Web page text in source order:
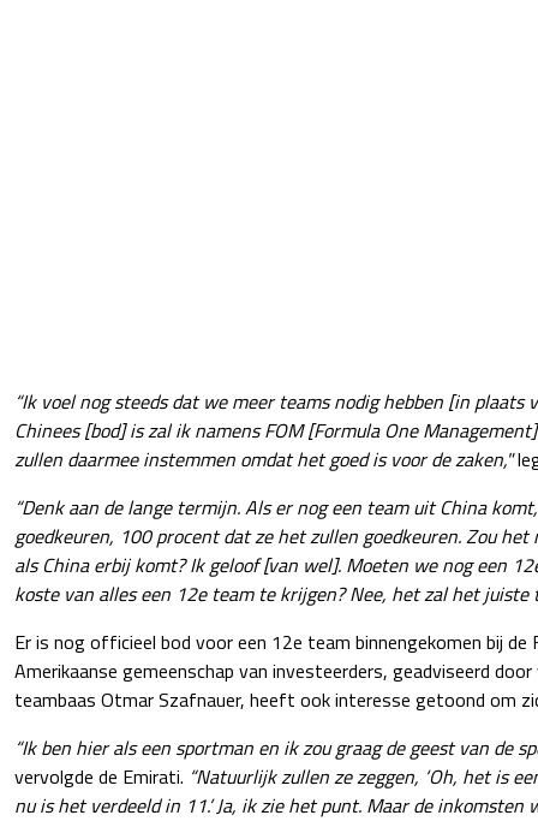
“Ik voel nog steeds dat we meer teams nodig hebben [in plaats
Chinees [bod] is zal ik namens FOM [Formula One
zullen daarmee instemmen omdat het goed is voor de zaken,"
“Denk aan de lange termijn. Als er nog een team uit China
goedkeuren, 100 procent dat ze het zullen goedkeuren. Zou
als China erbij komt? Ik geloof [van wel]. Moeten we nog een
koste van alles een 12e team te krijgen? Nee, het zal het juiste
Er is nog officieel bod voor een 12e team binnengekomen bij de
Amerikaanse gemeenschap van investeerders, geadviseerd
teambaas Otmar Szafnauer, heeft ook interesse getoond om
“Ik ben hier als een sportman en ik zou graag de geest van de
vervolgde de Emirati. “Natuurlijk zullen ze zeggen, ‘Oh, het is
nu is het verdeeld in 11.’ Ja, ik zie het punt. Maar de inkomsten